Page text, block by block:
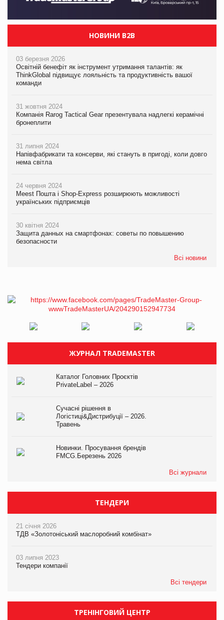
НОВИНИ B2B
03 березня 2026
Освітній бенефіт як інструмент утримання талантів: як
ThinkGlobal підвищує лояльність та продуктивність вашої
команди
31 жовтня 2024
Компанія Rarog Tactical Gear презентувала надлегкі керамічні
бронеплити
31 липня 2024
Напівфабрикати та консерви, які стануть в пригоді, коли довго
нема світла
24 червня 2024
Meest Пошта і Shop-Express розширюють можливості
українських підприємців
30 квітня 2024
Защита данных на смартфонах: советы по повышению
безопасности
Всі новини
ЖУРНАЛ TRADEMASTER
Каталог Головних Проєктів
PrivateLabel – 2026
Сучасні рішення в
Логістиці&Дистрибуції – 2026.
Травень
Новинки. Просування брендів
FMCG.Березень 2026
Всі журнали
ТЕНДЕРИ
21 січня 2026
ТДВ «Золотоніський маслоробний комбінат»
03 липня 2023
Тендери компанії
Всі тендери
ТРЕНІНГОВИЙ ЦЕНТР